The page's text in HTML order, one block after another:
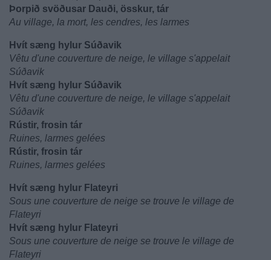
Þorpið svöðusar Dauði, össkur, tár
Au village, la mort, les cendres, les larmes
Hvít sæng hylur Súðavik
Vêtu d'une couverture de neige, le village s'appelait
Súðavik
Hvít sæng hylur Súðavik
Vêtu d'une couverture de neige, le village s'appelait
Súðavik
Rústir, frosin tár
Ruines, larmes gelées
Rústir, frosin tár
Ruines, larmes gelées
Hvít sæng hylur Flateyri
Sous une couverture de neige se trouve le village de
Flateyri
Hvít sæng hylur Flateyri
Sous une couverture de neige se trouve le village de
Flateyri